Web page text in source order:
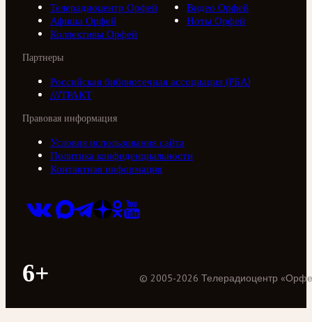
Телерадиоцентр Орфей
Видео Орфей
Афиша Орфей
Ноты Орфей
Коллективы Орфей
Партнеры
Российская библиотечная ассоциация (РБА)
///ТРАКТ
Правовая информация
Условия использования сайта
Политика конфиденциальности
Контактная информация
6+ © 2005-2026 Телерадиоцентр